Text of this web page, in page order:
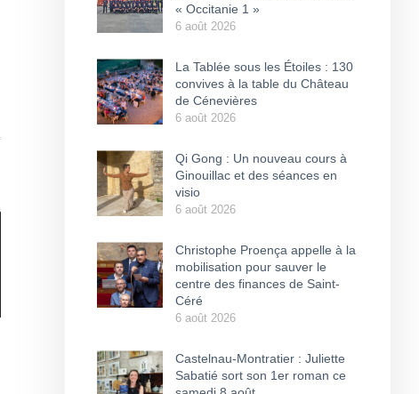
« Occitanie 1 »
6 août 2026
La Tablée sous les Étoiles : 130
convives à la table du Château
de Cénevières
6 août 2026
Qi Gong : Un nouveau cours à
Ginouillac et des séances en
visio
6 août 2026
Christophe Proença appelle à la
mobilisation pour sauver le
centre des finances de Saint-
Céré
6 août 2026
Castelnau-Montratier : Juliette
Sabatié sort son 1er roman ce